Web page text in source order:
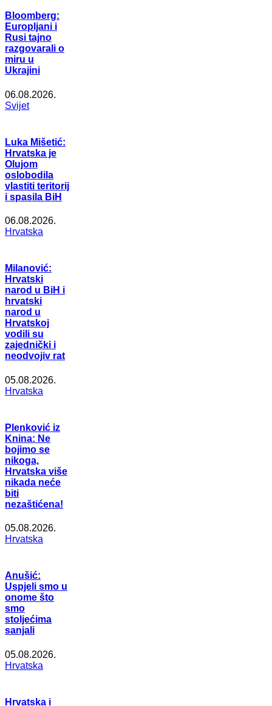
Bloomberg:
Europljani i
Rusi tajno
razgovarali o
miru u
Ukrajini
06.08.2026.
Svijet
Luka Mišetić:
Hrvatska je
Olujom
oslobodila
vlastiti teritorij
i spasila BiH
06.08.2026.
Hrvatska
Milanović:
Hrvatski
narod u BiH i
hrvatski
narod u
Hrvatskoj
vodili su
zajednički i
neodvojiv rat
05.08.2026.
Hrvatska
Plenković iz
Knina: Ne
bojimo se
nikoga,
Hrvatska više
nikada neće
biti
nezaštićena!
05.08.2026.
Hrvatska
Anušić:
Uspjeli smo u
onome što
smo
stoljećima
sanjali
05.08.2026.
Hrvatska
Hrvatska i